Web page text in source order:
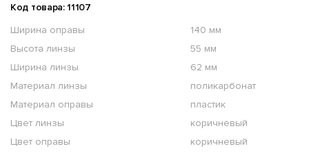
Код товара: 11107
Ширина оправы
140 мм
Высота линзы
55 мм
Ширина линзы
62 мм
Материал линзы
поликарбонат
Материал оправы
пластик
Цвет линзы
коричневый
Цвет оправы
коричневый